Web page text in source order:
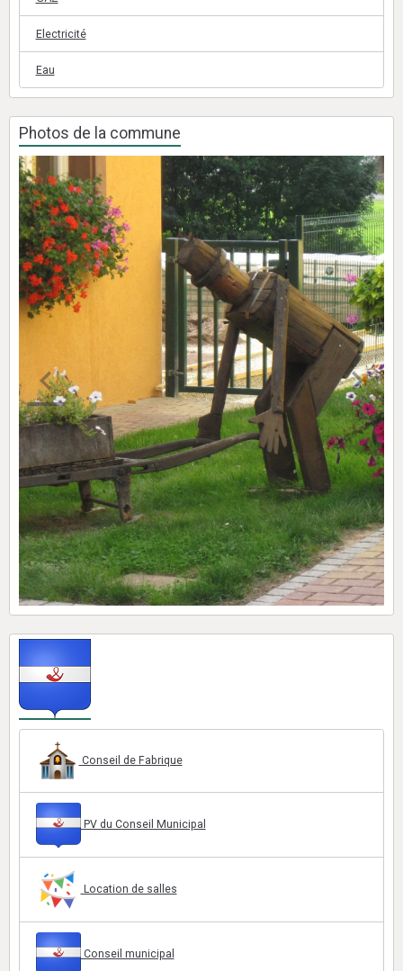
Electricité
Eau
Photos de la commune
Conseil de Fabrique
PV du Conseil Municipal
Location de salles
Conseil municipal